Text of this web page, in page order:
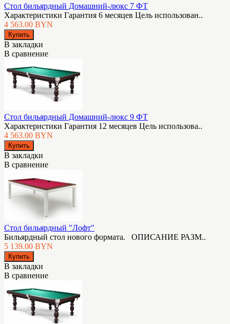
Стол бильярдный Домашний-люкс 7 ФТ
Характеристики Гарантия 6 месяцев Цель использован..
4 563.00 BYN
В закладки
В сравнение
Стол бильярдный Домашний-люкс 9 ФТ
Характеристики Гарантия 12 месяцев Цель использова..
4 563.00 BYN
В закладки
В сравнение
Стол бильярдный "Лофт"
Бильярдный стол нового формата. ОПИСАНИЕ РАЗМ..
5 139.00 BYN
В закладки
В сравнение